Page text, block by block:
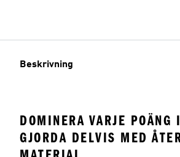
Beskrivning
DOMINERA VARJE POÄNG
GJORDA DELVIS MED